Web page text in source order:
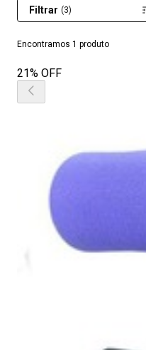
Encontramos 1 produto
Filtrar (3)
21% OFF